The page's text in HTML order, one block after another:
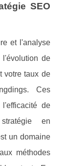
SEO
et l'analyse
l'évolution de
votre taux de
Ces
de
en
un domaine
méthodes